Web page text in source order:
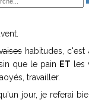
habitudes, c'est
que le pain ET les
travailler.
jour, je referai